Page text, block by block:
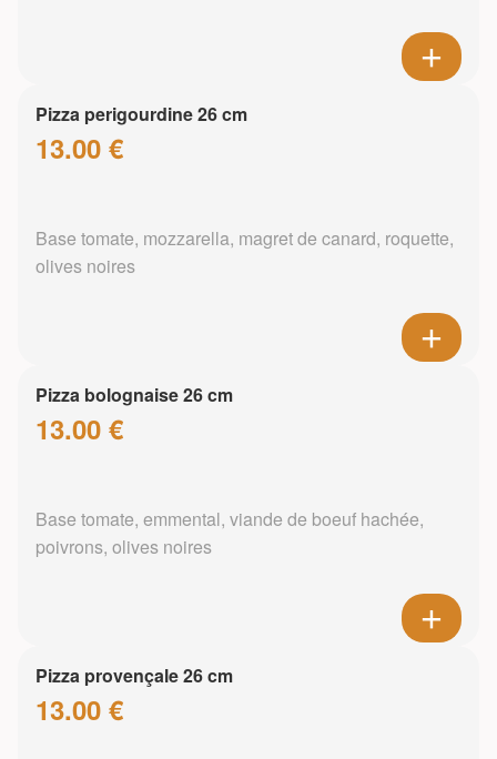
Pizza perigourdine 26 cm
13.00 €
Base tomate, mozzarella, magret de canard, roquette,
olives noires
Pizza bolognaise 26 cm
13.00 €
Base tomate, emmental, viande de boeuf hachée,
poivrons, olives noires
Pizza provençale 26 cm
13.00 €